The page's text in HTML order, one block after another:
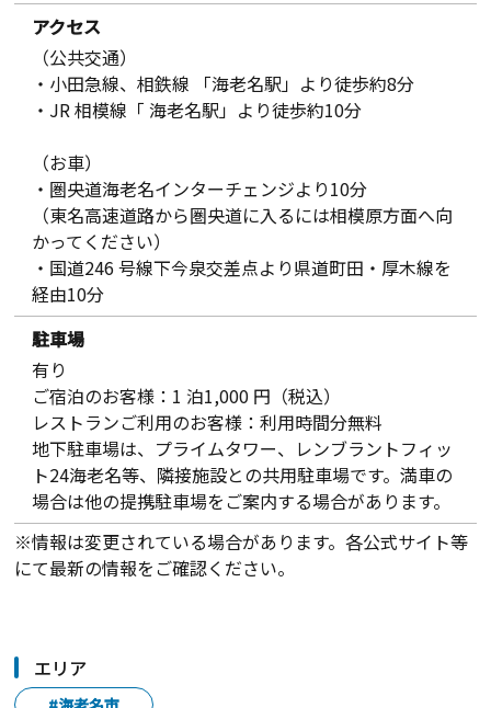
アクセス
（公共交通）
・小田急線、相鉄線 「海老名駅」より徒歩約8分
・JR 相模線「 海老名駅」より徒歩約10分
（お車）
・圏央道海老名インターチェンジより10分
（東名高速道路から圏央道に入るには相模原方面へ向
かってください）
・国道246 号線下今泉交差点より県道町田・厚木線を
経由10分
駐車場
有り
ご宿泊のお客様：1 泊1,000 円（税込）
レストランご利用のお客様：利用時間分無料
地下駐車場は、プライムタワー、レンブラントフィッ
ト24海老名等、隣接施設との共用駐車場です。満車の
場合は他の提携駐車場をご案内する場合があります。
※情報は変更されている場合があります。各公式サイト等
にて最新の情報をご確認ください。
エリア